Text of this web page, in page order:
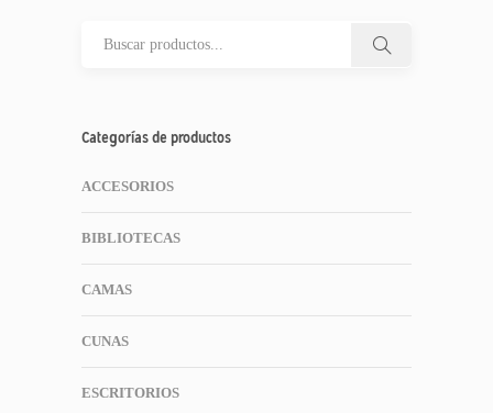
Categorías de productos
ACCESORIOS
BIBLIOTECAS
CAMAS
CUNAS
ESCRITORIOS